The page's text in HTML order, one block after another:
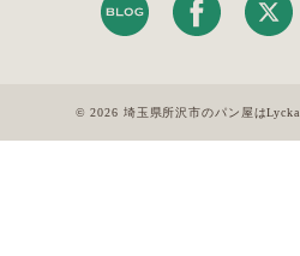
© 2026 埼玉県所沢市のパン屋は